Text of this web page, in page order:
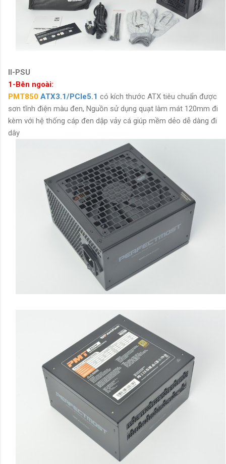
II-PSU
1-Bên ngoài:
PMT850 ATX3.1/PCIe5.1 có kích thước ATX tiêu chuẩn được
sơn tĩnh điện màu đen, Nguồn sử dụng quạt làm mát 120mm đi
kèm với hệ thống cáp đen dập vảy cá giúp mềm dẻo dễ dàng đi
dây